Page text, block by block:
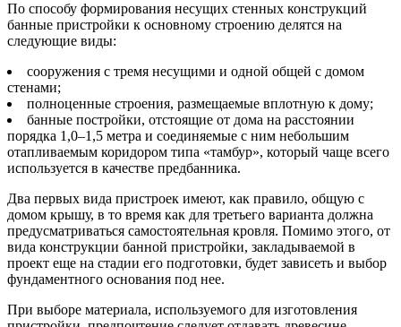
По способу формирования несущих стенных конструкций
банные пристройки к основному строению делятся на
следующие виды:
сооружения с тремя несущими и одной общей с домом
стенами;
полноценные строения, размещаемые вплотную к дому;
банные постройки, отстоящие от дома на расстоянии
порядка 1,0–1,5 метра и соединяемые с ним небольшим
отапливаемым коридором типа «тамбур», который чаще всего
используется в качестве предбанника.
Два первых вида пристроек имеют, как правило, общую с
домом крышу, в то время как для третьего варианта должна
предусматриваться самостоятельная кровля. Помимо этого, от
вида конструкции банной пристройки, закладываемой в
проект еще на стадии его подготовки, будет зависеть и выбор
фундаментного основания под нее.
При выборе материала, используемого для изготовления